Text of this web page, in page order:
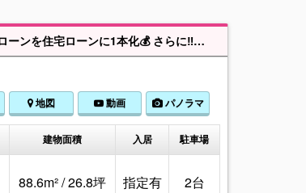
⚠️他社で断られた方も、ぜひご相談ください🙆‍♂️”ここハウス”ならカードローン・マイカーローンを住宅ローンに1本化💰 さらに‼️家具家電費用もローンに組込め、自己資金0円でマイホーム購入を実現🏠 ■LDK16.3帖♪対面キッチンで家族の会話が自然と広がる空間(^ ^) ■主寝室7.5帖＋WIC付き◎衣類もスッキリ収納できてお部屋広々☆彡■フリースペース付き♪テレワークや収納など多用途に使える便利空間♪ 沖縄全域の不動産はここハウスにお任せ♪地域の最新情報と丁寧なサポートで、理想のお住まい探しをお手伝いします。
地図 動画 パノラマ
建物面積 入居 駐車場
88.6m² / 26.8坪 指定有 2台